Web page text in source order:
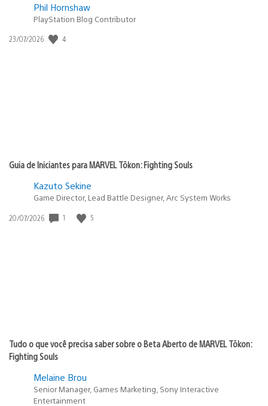
Phil Hornshaw
PlayStation Blog Contributor
Data
23/07/2026 4
Guia de Iniciantes para MARVEL Tōkon: Fighting Souls
Kazuto Sekine
Game Director, Lead Battle Designer, Arc System Works
Data
20/07/2026 1 5
Tudo o que você precisa saber sobre o Beta Aberto de MARVEL Tōkon:
Fighting Souls
Melaine Brou
Senior Manager, Games Marketing, Sony Interactive
Entertainment